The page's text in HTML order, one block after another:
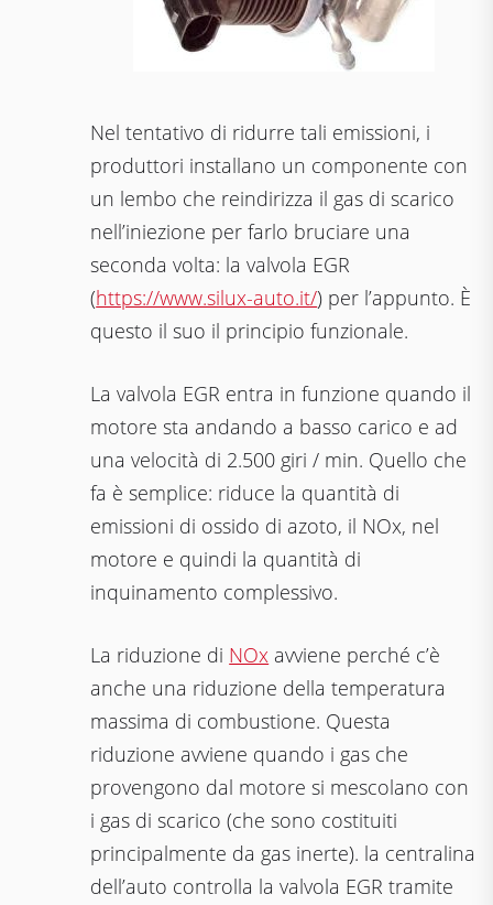
Nel tentativo di ridurre tali emissioni, i
produttori installano un componente con
un lembo che reindirizza il gas di scarico
nell’iniezione per farlo bruciare una
seconda volta: la valvola EGR
(https://www.silux-auto.it/) per l’appunto. È
questo il suo il principio funzionale.
La valvola EGR entra in funzione quando il
motore sta andando a basso carico e ad
una velocità di 2.500 giri / min. Quello che
fa è semplice: riduce la quantità di
emissioni di ossido di azoto, il NOx, nel
motore e quindi la quantità di
inquinamento complessivo.
La riduzione di NOx avviene perché c’è
anche una riduzione della temperatura
massima di combustione. Questa
riduzione avviene quando i gas che
provengono dal motore si mescolano con
i gas di scarico (che sono costituiti
principalmente da gas inerte). la centralina
dell’auto controlla la valvola EGR tramite